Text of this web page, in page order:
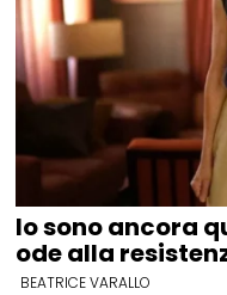
Io sono ancora
ode alla
BEATRICE VARALLO